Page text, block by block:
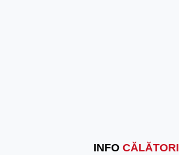
INFO CĂLĂTORI